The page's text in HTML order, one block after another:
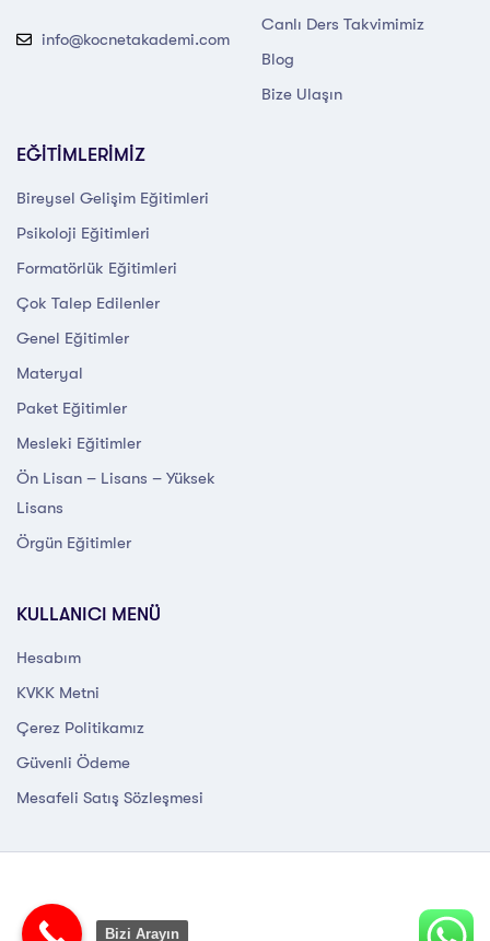
info@kocnetakademi.com
Canlı Ders Takvimimiz
Blog
Bize Ulaşın
EĞİTİMLERİMİZ
Bireysel Gelişim Eğitimleri
Psikoloji Eğitimleri
Formatörlük Eğitimleri
Çok Talep Edilenler
Genel Eğitimler
Materyal
Paket Eğitimler
Mesleki Eğitimler
Ön Lisan – Lisans – Yüksek
Lisans
Örgün Eğitimler
KULLANICI MENÜ
Hesabım
KVKK Metni
Çerez Politikamız
Güvenli Ödeme
Mesafeli Satış Sözleşmesi
Bizi Arayın